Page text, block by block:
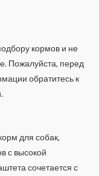
кормов и не
Пожалуйста, перед
обратитесь к
для собак,
с высокой
сочетается с